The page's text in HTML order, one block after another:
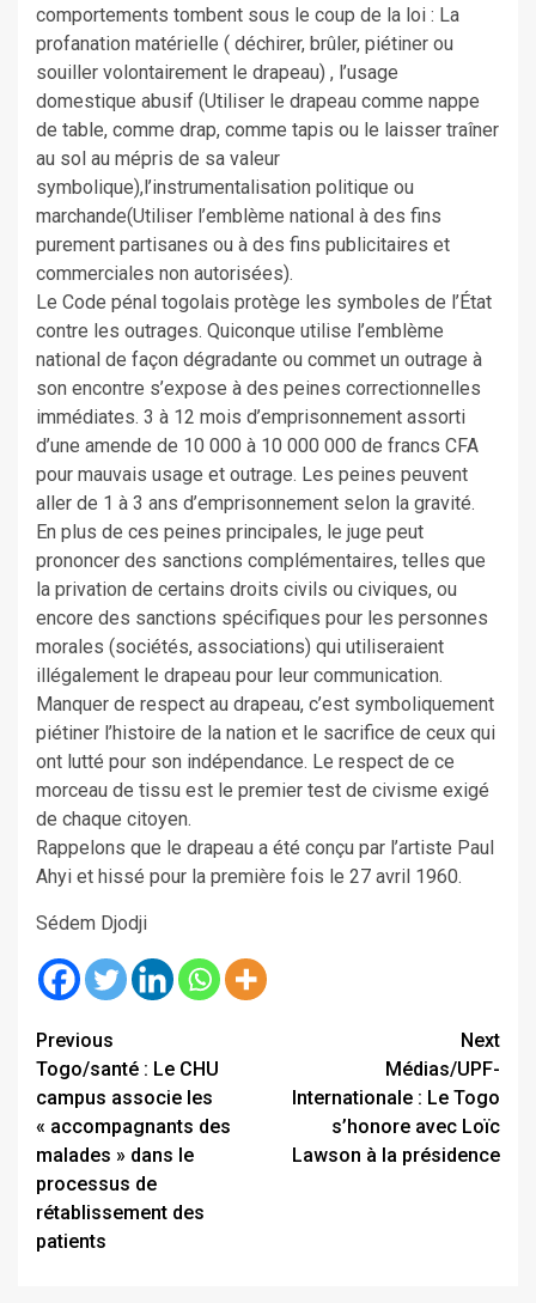
comportements tombent sous le coup de la loi : La
profanation matérielle ( déchirer, brûler, piétiner ou
souiller volontairement le drapeau) , l’usage
domestique abusif (Utiliser le drapeau comme nappe
de table, comme drap, comme tapis ou le laisser traîner
au sol au mépris de sa valeur
symbolique),l’instrumentalisation politique ou
marchande(Utiliser l’emblème national à des fins
purement partisanes ou à des fins publicitaires et
commerciales non autorisées).
Le Code pénal togolais protège les symboles de l’État
contre les outrages. Quiconque utilise l’emblème
national de façon dégradante ou commet un outrage à
son encontre s’expose à des peines correctionnelles
immédiates. 3 à 12 mois d’emprisonnement assorti
d’une amende de 10 000 à 10 000 000 de francs CFA
pour mauvais usage et outrage. Les peines peuvent
aller de 1 à 3 ans d’emprisonnement selon la gravité.
En plus de ces peines principales, le juge peut
prononcer des sanctions complémentaires, telles que
la privation de certains droits civils ou civiques, ou
encore des sanctions spécifiques pour les personnes
morales (sociétés, associations) qui utiliseraient
illégalement le drapeau pour leur communication.
Manquer de respect au drapeau, c’est symboliquement
piétiner l’histoire de la nation et le sacrifice de ceux qui
ont lutté pour son indépendance. Le respect de ce
morceau de tissu est le premier test de civisme exigé
de chaque citoyen.
Rappelons que le drapeau a été conçu par l’artiste Paul
Ahyi et hissé pour la première fois le 27 avril 1960.
Sédem Djodji
Continue
Reading
Previous
Togo/santé : Le CHU
campus associe les
« accompagnants des
malades » dans le
processus de
rétablissement des
patients
Next
Médias/UPF-
Internationale : Le Togo
s’honore avec Loïc
Lawson à la présidence